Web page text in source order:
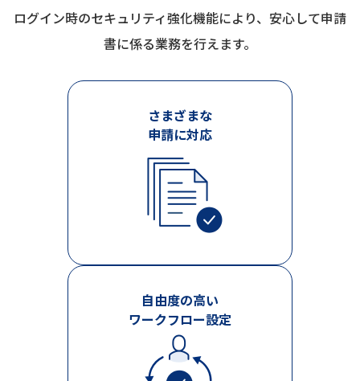
ログイン時のセキュリティ強化機能により、安心して申請
書に係る業務を行えます。
さまざまな
申請に対応
自由度の高い
ワークフロー設定